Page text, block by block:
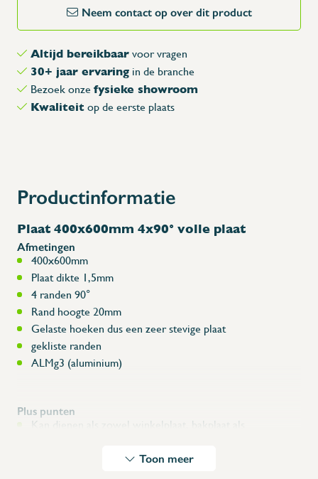
Neem contact op over dit product
Altijd bereikbaar voor vragen
30+ jaar ervaring in de branche
Bezoek onze fysieke showroom
Kwaliteit op de eerste plaats
Productinformatie
Plaat 400x600mm 4x90° volle plaat
Afmetingen
400x600mm
Plaat dikte 1,5mm
4 randen 90°
Rand hoogte 20mm
Gelaste hoeken dus een zeer stevige plaat
gekliste randen
ALMg3 (aluminium)
Plus punten
Kan dienen als zowel winkelplaat, bakplaat als
Multi-functionele plaat Toon meer